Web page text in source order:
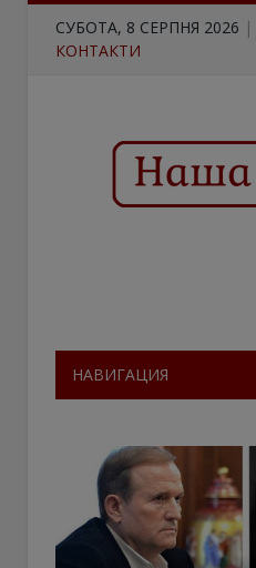
СУБОТА, 8 СЕРПНЯ 2026 |
КОНТАКТИ
НАВИГАЦИЯ